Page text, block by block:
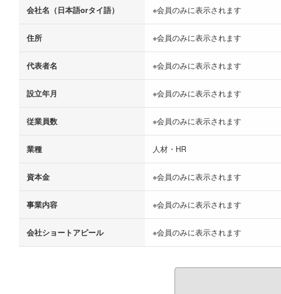
会社名（日本語orタイ語） ※会員のみに表示されます
住所 ※会員のみに表示されます
代表者名 ※会員のみに表示されます
設立年月 ※会員のみに表示されます
従業員数 ※会員のみに表示されます
業種 人材・HR
資本金 ※会員のみに表示されます
事業内容 ※会員のみに表示されます
会社ショートアピール ※会員のみに表示されます